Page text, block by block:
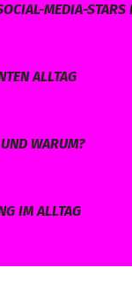
MEDIA-
ALLTAG
WARUM?
IM ALLTAG